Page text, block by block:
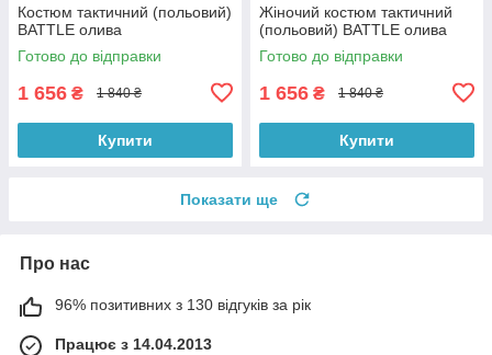
Костюм тактичний (польовий)
BATTLE олива
Готово до відправки
1 656 ₴ 1 840 ₴
Купити
Жіночий костюм тактичний
(польовий) BATTLE олива
Готово до відправки
1 656 ₴ 1 840 ₴
Купити
Показати ще
Про нас
96% позитивних з 130 відгуків за рік
Працює з 14.04.2013